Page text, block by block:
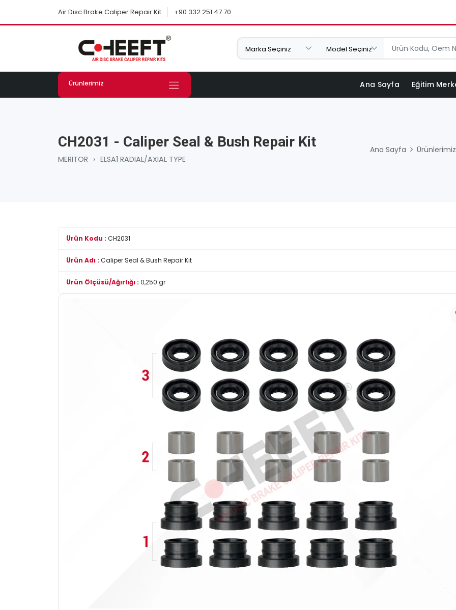
Air Disc Brake Caliper Repair Kit +90 332 251 47 70
Ürünlerimiz Ana Sayfa Eğitim
CH2031 - Caliper Seal & Bush Repair Kit
MERITOR › ELSA1 RADIAL/AXIAL TYPE
Ana Sayfa Ürünlerimiz
Ürün Kodu : CH2031
Ürün Adı : Caliper Seal & Bush Repair Kit
Ürün Ölçüsü/Ağırlığı : 0,250 gr